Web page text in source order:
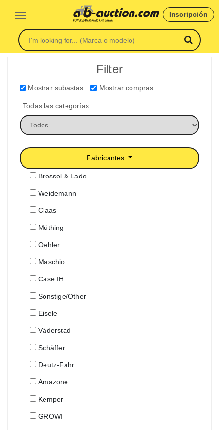
Inscripción
Filter
Mostrar subastas Mostrar compras
Todas las categorías
Fabricantes
Bressel & Lade
Weidemann
Claas
Müthing
Oehler
Maschio
Case IH
Sonstige/Other
Eisele
Väderstad
Schäffer
Deutz-Fahr
Amazone
Kemper
GROWI